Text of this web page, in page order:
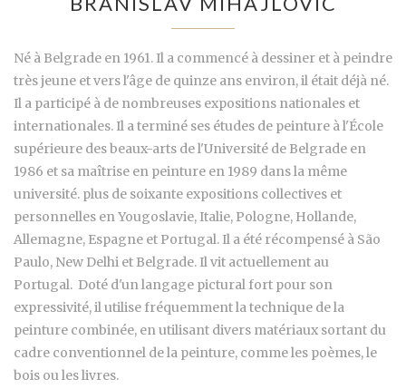
Né à Belgrade en 1961. Il a commencé à dessiner et à peindre
très jeune et vers l'âge de quinze ans environ, il était déjà né.
Il a participé à de nombreuses expositions nationales et
internationales. Il a terminé ses études de peinture à l'École
supérieure des beaux-arts de l'Université de Belgrade en
1986 et sa maîtrise en peinture en 1989 dans la même
université. plus de soixante expositions collectives et
personnelles en Yougoslavie, Italie, Pologne, Hollande,
Allemagne, Espagne et Portugal. Il a été récompensé à São
Paulo, New Delhi et Belgrade. Il vit actuellement au
Portugal. Doté d'un langage pictural fort pour son
expressivité, il utilise fréquemment la technique de la
peinture combinée, en utilisant divers matériaux sortant du
cadre conventionnel de la peinture, comme les poèmes, le
bois ou les livres.